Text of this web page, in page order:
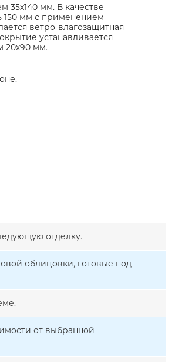
35х140 мм. В качестве
150 мм с применением
ветро-влагозащитная
устанавливается
20х90 мм.
отделку.
облицовки, готовые под
от выбранной